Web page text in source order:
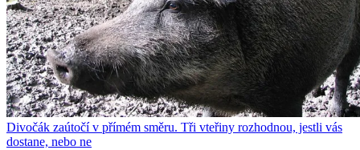
Divočák zaútočí v přímém směru. Tři vteřiny rozhodnou, jestli vás
dostane, nebo ne